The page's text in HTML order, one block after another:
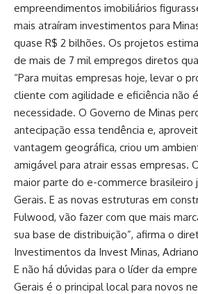
empreendimentos imobiliários
mais atraíram investimentos para
quase R$ 2 bilhões. Os projetos
de mais de 7 mil empregos diretos
“Para muitas empresas hoje, levar o
cliente com agilidade e eficiência não
necessidade. O Governo de Minas
antecipação essa tendência e,
vantagem geográfica, criou um
amigável para atrair essas empresas.
maior parte do e-commerce brasileiro
Gerais. E as novas estruturas em
Fulwood, vão fazer com que mais
sua base de distribuição”, afirma o
Investimentos da Invest Minas,
E não há dúvidas para o líder da
Gerais é o principal local para novos